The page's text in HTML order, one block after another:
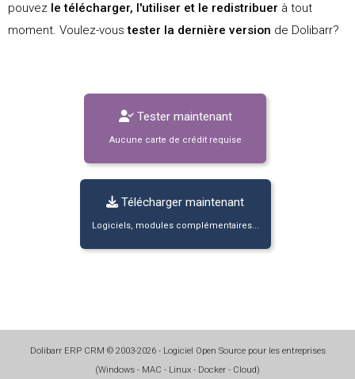
pouvez le télécharger, l'utiliser et le redistribuer à tout
moment. Voulez-voustester la dernière version de Dolibarr?
Tester maintenant
Aucune carte de crédit requise
Télécharger maintenant
Logiciels, modules complémentaires...
Dolibarr ERP CRM © 2003-2026- Logiciel Open Source pour les entreprises
(Windows - MAC - Linux - Docker - Cloud)